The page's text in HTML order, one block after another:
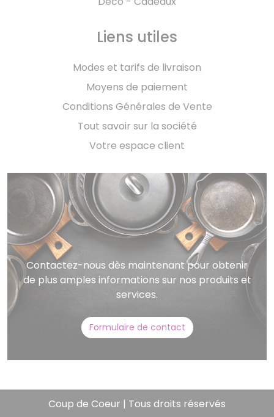
Liens utiles
Modes et tarifs de livraison
Moyens de paiement
Conditions Générales de Vente
Tout savoir sur la société
Votre espace client
Contactez-nous dès maintenant pour obtenir
de plus amples informations sur nos produits et
services.
Formulaire de contact
Coup de Coeur | Tous droits réservés